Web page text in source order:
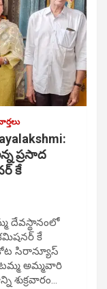
ప్రసాద
కే
దేవస్థానంలో
కే
సిరాన్యూస్
అమ్మవారి
శుక్రవారం…